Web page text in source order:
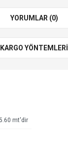
YORUMLAR (0)
KARGO YÖNTEMLERI
mt'dir